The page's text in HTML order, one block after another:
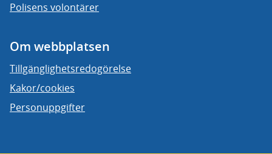
Polisens volontärer
Om webbplatsen
Tillgänglighetsredogörelse
Kakor/cookies
Personuppgifter